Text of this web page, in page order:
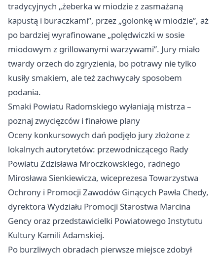
tradycyjnych „żeberka w miodzie z zasmażaną
kapustą i buraczkami”, przez „golonkę w miodzie”, aż
po bardziej wyrafinowane „polędwiczki w sosie
miodowym z grillowanymi warzywami”. Jury miało
twardy orzech do zgryzienia, bo potrawy nie tylko
kusiły smakiem, ale też zachwycały sposobem
podania.
Smaki Powiatu Radomskiego wyłaniają mistrza –
poznaj zwycięzców i finałowe plany
Oceny konkursowych dań podjęło jury złożone z
lokalnych autorytetów: przewodniczącego Rady
Powiatu Zdzisława Mroczkowskiego, radnego
Mirosława Sienkiewicza, wiceprezesa Towarzystwa
Ochrony i Promocji Zawodów Ginących Pawła Chedy,
dyrektora Wydziału Promocji Starostwa Marcina
Gency oraz przedstawicielki Powiatowego Instytutu
Kultury Kamili Adamskiej.
Po burzliwych obradach pierwsze miejsce zdobył